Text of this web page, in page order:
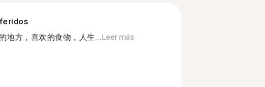
地方，喜欢的食物，人生...Leer más